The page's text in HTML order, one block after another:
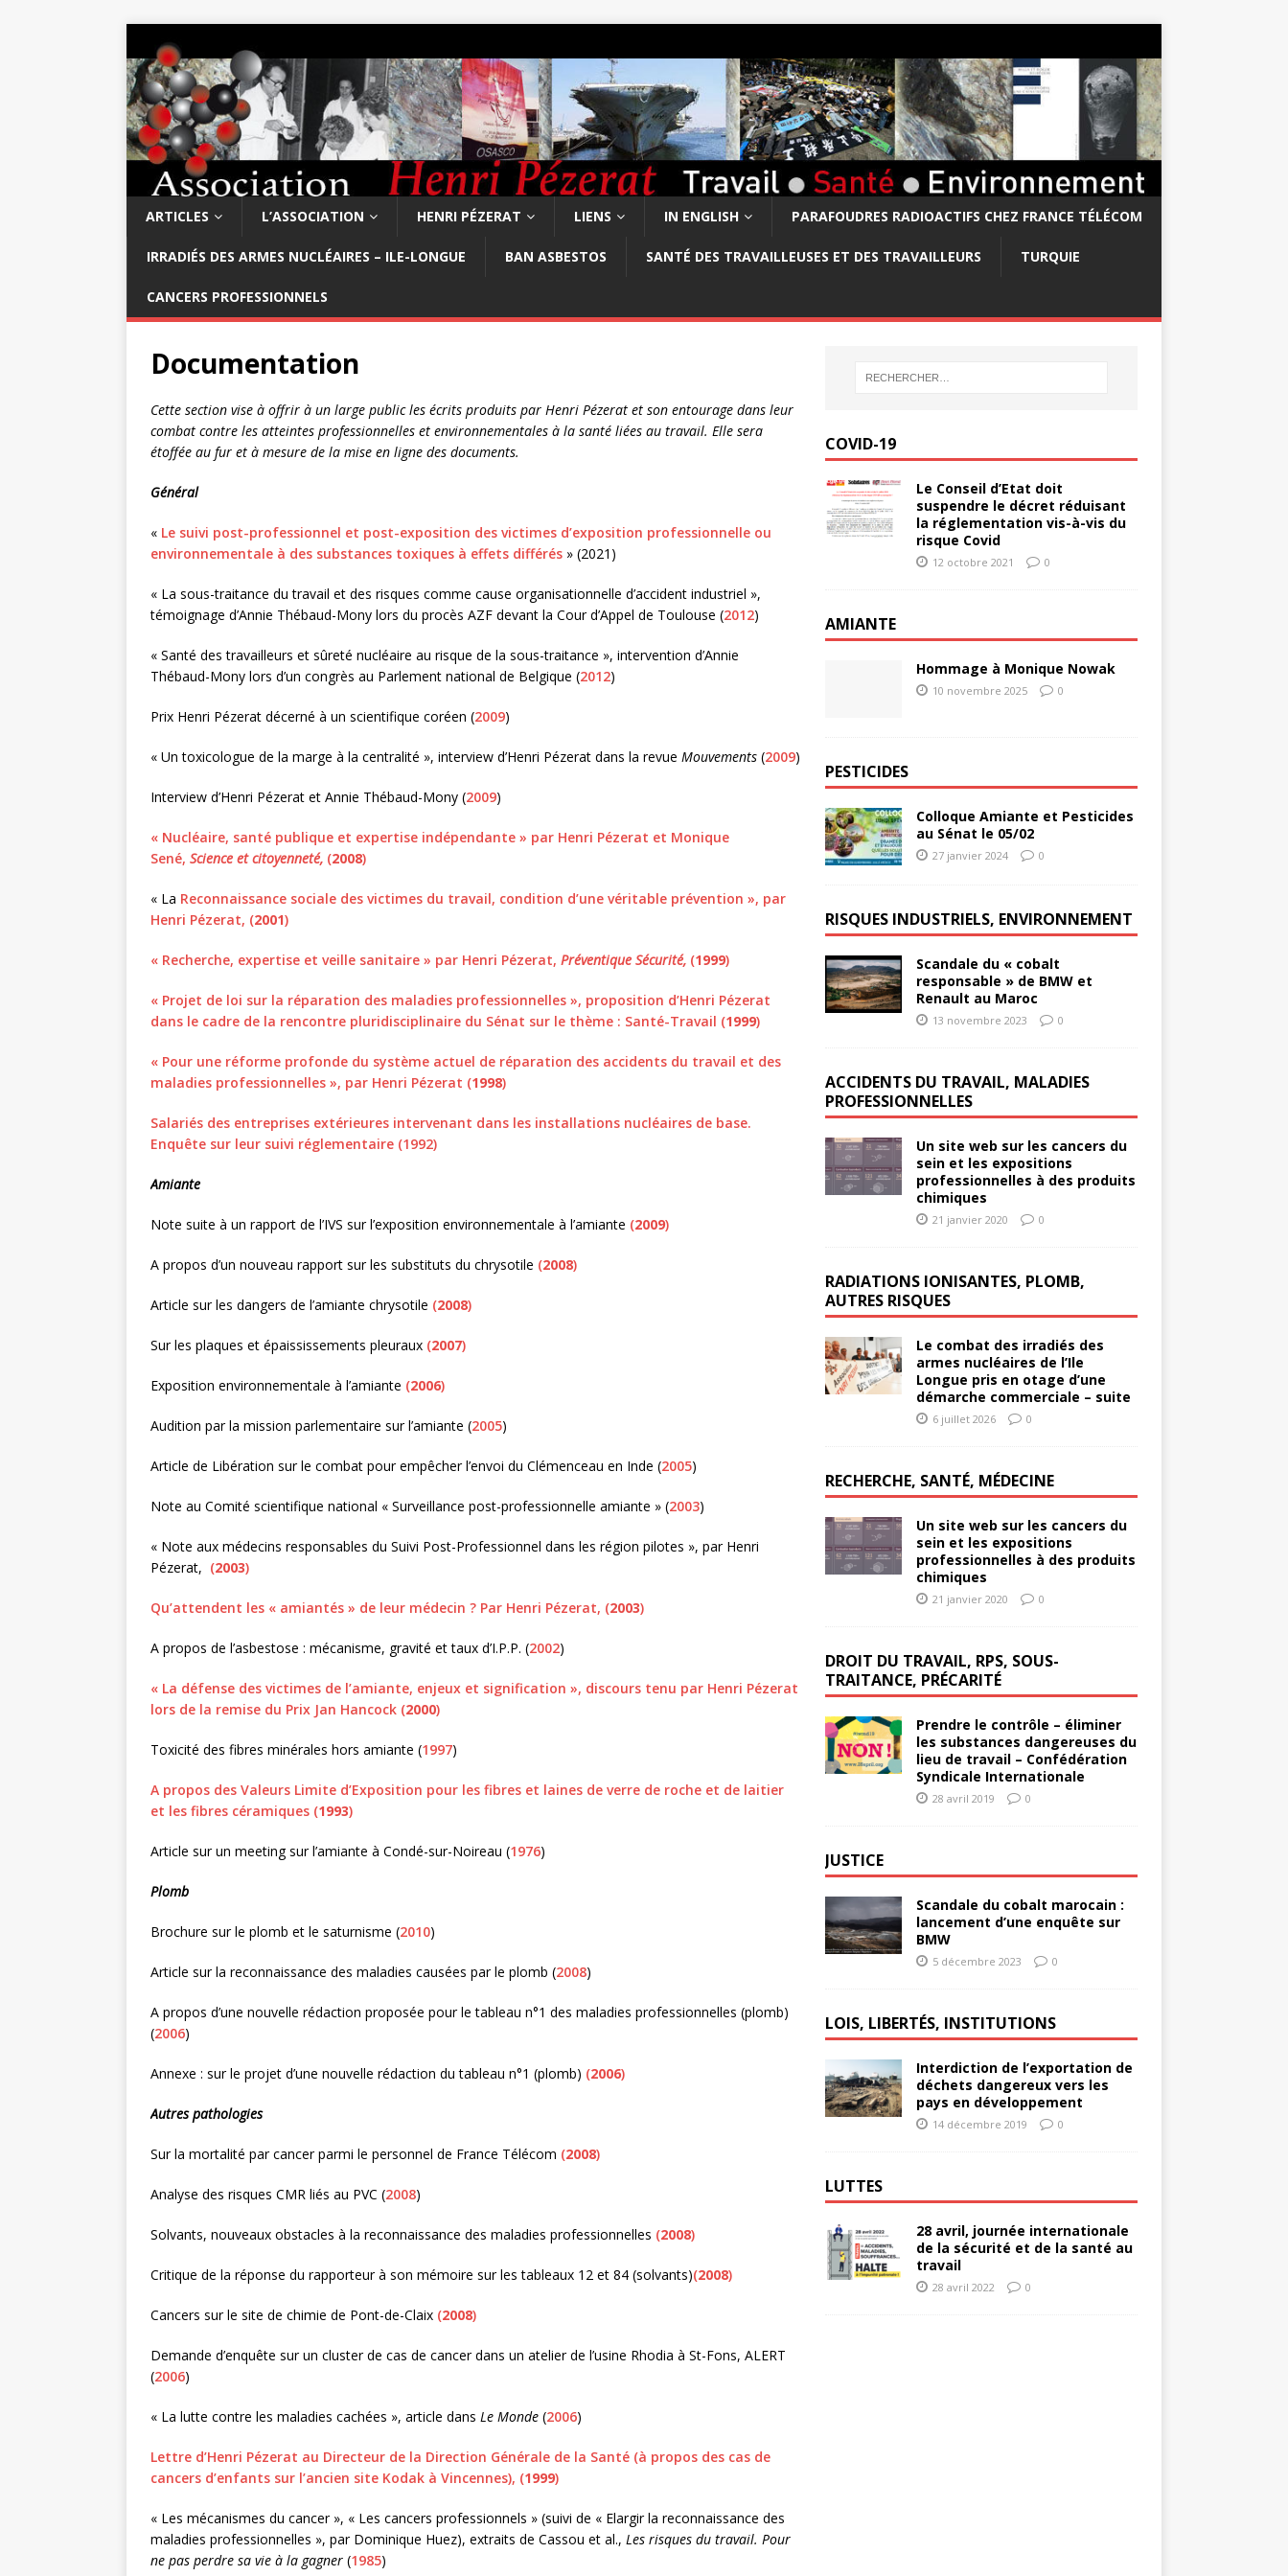
ARTICLES L’ASSOCIATION HENRI PÉZERAT LIENS IN ENGLISH PARAFOUDRES RADIOACTIFS CHEZ FRANCE TÉLÉCOM
IRRADIÉS DES ARMES NUCLÉAIRES – ILE-LONGUE BAN ASBESTOS SANTÉ DES TRAVAILLEUSES ET DES TRAVAILLEURS TURQUIE
CANCERS PROFESSIONNELS
Documentation
Cette section vise à offrir à un large public les écrits produits par Henri Pézerat et son entourage dans leur
combat contre les atteintes professionnelles et environnementales à la santé liées au travail. Elle sera
étoffée au fur et à mesure de la mise en ligne des documents.
Général
« Le suivi post-professionnel et post-exposition des victimes d’exposition professionnelle ou
environnementale à des substances toxiques à effets différés » (2021)
« La sous-traitance du travail et des risques comme cause organisationnelle d’accident industriel »,
témoignage d’Annie Thébaud-Mony lors du procès AZF devant la Cour d’Appel de Toulouse (2012)
« Santé des travailleurs et sûreté nucléaire au risque de la sous-traitance », intervention d’Annie
Thébaud-Mony lors d’un congrès au Parlement national de Belgique (2012)
Prix Henri Pézerat décerné à un scientifique coréen (2009)
« Un toxicologue de la marge à la centralité », interview d’Henri Pézerat dans la revue Mouvements (2009)
Interview d’Henri Pézerat et Annie Thébaud-Mony (2009)
« Nucléaire, santé publique et expertise indépendante » par Henri Pézerat et Monique
Sené, Science et citoyenneté, (2008)
« La Reconnaissance sociale des victimes du travail, condition d’une véritable prévention », par
Henri Pézerat, (2001)
« Recherche, expertise et veille sanitaire » par Henri Pézerat, Préventique Sécurité, (1999)
« Projet de loi sur la réparation des maladies professionnelles », proposition d’Henri Pézerat
dans le cadre de la rencontre pluridisciplinaire du Sénat sur le thème : Santé-Travail (1999)
« Pour une réforme profonde du système actuel de réparation des accidents du travail et des
maladies professionnelles », par Henri Pézerat (1998)
Salariés des entreprises extérieures intervenant dans les installations nucléaires de base.
Enquête sur leur suivi réglementaire (1992)
Amiante
Note suite à un rapport de l’IVS sur l’exposition environnementale à l’amiante (2009)
A propos d’un nouveau rapport sur les substituts du chrysotile (2008)
Article sur les dangers de l’amiante chrysotile (2008)
Sur les plaques et épaississements pleuraux (2007)
Exposition environnementale à l’amiante (2006)
Audition par la mission parlementaire sur l’amiante (2005)
Article de Libération sur le combat pour empêcher l’envoi du Clémenceau en Inde (2005)
Note au Comité scientifique national « Surveillance post-professionnelle amiante » (2003)
« Note aux médecins responsables du Suivi Post-Professionnel dans les région pilotes », par Henri
Pézerat, (2003)
Qu’attendent les « amiantés » de leur médecin ? Par Henri Pézerat, (2003)
A propos de l’asbestose : mécanisme, gravité et taux d’I.P.P. (2002)
« La défense des victimes de l’amiante, enjeux et signification », discours tenu par Henri Pézerat
lors de la remise du Prix Jan Hancock (2000)
Toxicité des fibres minérales hors amiante (1997)
A propos des Valeurs Limite d’Exposition pour les fibres et laines de verre de roche et de laitier
et les fibres céramiques (1993)
Article sur un meeting sur l’amiante à Condé-sur-Noireau (1976)
Plomb
Brochure sur le plomb et le saturnisme (2010)
Article sur la reconnaissance des maladies causées par le plomb (2008)
A propos d’une nouvelle rédaction proposée pour le tableau n°1 des maladies professionnelles (plomb)
(2006)
Annexe : sur le projet d’une nouvelle rédaction du tableau n°1 (plomb) (2006)
Autres pathologies
Sur la mortalité par cancer parmi le personnel de France Télécom (2008)
Analyse des risques CMR liés au PVC (2008)
Solvants, nouveaux obstacles à la reconnaissance des maladies professionnelles (2008)
Critique de la réponse du rapporteur à son mémoire sur les tableaux 12 et 84 (solvants)(2008)
Cancers sur le site de chimie de Pont-de-Claix (2008)
Demande d’enquête sur un cluster de cas de cancer dans un atelier de l’usine Rhodia à St-Fons, ALERT
(2006)
« La lutte contre les maladies cachées », article dans Le Monde (2006)
Lettre d’Henri Pézerat au Directeur de la Direction Générale de la Santé (à propos des cas de
cancers d’enfants sur l’ancien site Kodak à Vincennes), (1999)
« Les mécanismes du cancer », « Les cancers professionnels » (suivi de « Elargir la reconnaissance des
maladies professionnelles », par Dominique Huez), extraits de Cassou et al., Les risques du travail. Pour
ne pas perdre sa vie à la gagner (1985)
COVID-19
Le Conseil d’Etat doit
suspendre le décret réduisant
la réglementation vis-à-vis du
risque Covid
12 octobre 2021 0
AMIANTE
Hommage à Monique Nowak
10 novembre 2025 0
PESTICIDES
Colloque Amiante et Pesticides
au Sénat le 05/02
27 janvier 2024 0
RISQUES INDUSTRIELS, ENVIRONNEMENT
Scandale du « cobalt
responsable » de BMW et
Renault au Maroc
13 novembre 2023 0
ACCIDENTS DU TRAVAIL, MALADIES
PROFESSIONNELLES
Un site web sur les cancers du
sein et les expositions
professionnelles à des produits
chimiques
21 janvier 2020 0
RADIATIONS IONISANTES, PLOMB,
AUTRES RISQUES
Le combat des irradiés des
armes nucléaires de l’Ile
Longue pris en otage d’une
démarche commerciale – suite
6 juillet 2026 0
RECHERCHE, SANTÉ, MÉDECINE
Un site web sur les cancers du
sein et les expositions
professionnelles à des produits
chimiques
21 janvier 2020 0
DROIT DU TRAVAIL, RPS, SOUS-
TRAITANCE, PRÉCARITÉ
Prendre le contrôle – éliminer
les substances dangereuses du
lieu de travail – Confédération
Syndicale Internationale
28 avril 2019 0
JUSTICE
Scandale du cobalt marocain :
lancement d’une enquête sur
BMW
5 décembre 2023 0
LOIS, LIBERTÉS, INSTITUTIONS
Interdiction de l’exportation de
déchets dangereux vers les
pays en développement
14 décembre 2019 0
LUTTES
28 avril, journée internationale
de la sécurité et de la santé au
travail
28 avril 2022 0